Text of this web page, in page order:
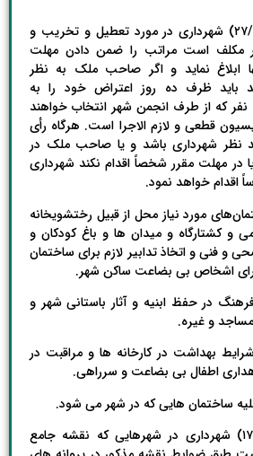
تبصره-(الحاقی ۲۷/۱۱/۱۳۴۵) شهرداری در مورد تعطیل و تخریب و
مکلف است مراتب را ضمن دادن مهلت
ابلاغ نماید و اگر صاحب ملک به نظر
باید ظرف ده روز اعتراض خود را به
که از طرف انجمن شهر انتخاب خواهند
قطعی و لازم الاجرا است. هرگاه رأی
نظر شهرداری باشد و یا صاحب ملک در
در مهلت مقرر شخصاً اقدام نکند شهرداری
اقدام خواهد نمود.
مورد نیاز محل از قبیل رختشویخانه
و کشتارگاه و میدان ها و باغ کودکان و
و فنی و اتخاذ تدابیر لازم برای ساختمان
اشخاص بی بضاعت ساکن شهر.
در حفظ ابنیه و آثار باستانی شهر و
و غیره.
شرایط بهداشت در کارخانه ها و مراقبت در
اطفال بی بضاعت و سرراهی.
تبصره-(مصوب۱۷/۵/۱۳۵۲) شهرداری در شهرهایی که نقشه جامع